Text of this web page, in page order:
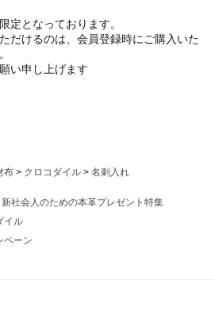
定となっております。
だけるのは、会員登録時にご購入いた
い申し上げます
布 クロコダイル
名刺入れ
社会人のための本革プレゼント特集
イル
ペーン